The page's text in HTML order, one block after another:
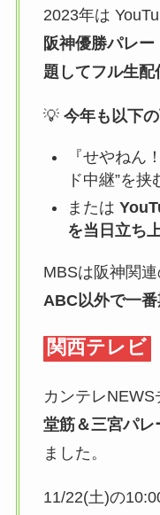
2023年は
阪神優勝パレ
題してフル生配
💡 今年も以下
『せやねん
ド中継”を挟
または
を当日立ち
MBSは阪神関連
ABC以外で一
関西テレビ
カンテレNEWS
堂筋＆三宮パレ
ました。
11/22(土)の